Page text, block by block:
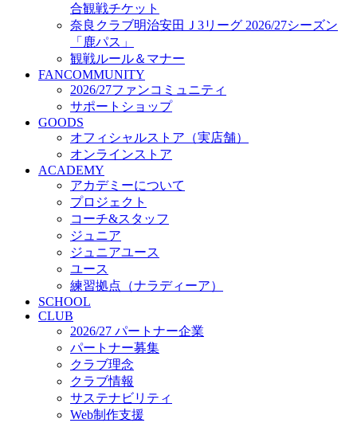
練習拠点（ナラディーア）
SCHOOL
2026/27 パートナー企業
パートナー募集
クラブ理念
クラブ情報
サステナビリティ
Web制作支援
応援プロジェクト
合観戦チケット
奈良クラブ明治安田Ｊ3リーグ 2026/27シーズン
「鹿パス」
観戦ルール＆マナー
FANCOMMUNITY
2026/27ファンコミュニティ
サポートショップ
GOODS
オフィシャルストア（実店舗）
オンラインストア
ACADEMY
アカデミーについて
プロジェクト
コーチ&スタッフ
ジュニア
ジュニアユース
ユース
練習拠点（ナラディーア）
SCHOOL
CLUB
2026/27 パートナー企業
パートナー募集
クラブ理念
クラブ情報
サステナビリティ
Web制作支援